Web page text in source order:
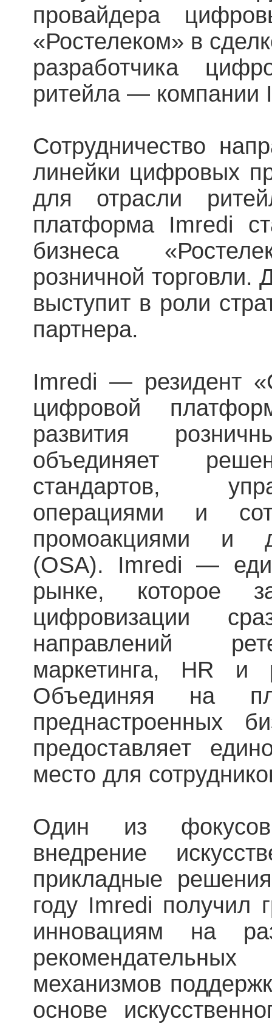
провайдера
«Ростелеком» в
разработчика
ритейла — компании
Сотрудничество
линейки цифровых
для отрасли
платформа Imredi
бизнеса
розничной торговли.
выступит в роли
партнера.
Imredi — резидент
цифровой
развития
объединяет
стандартов,
операциями и
промоакциями и
(OSA). Imredi —
рынке, которое
цифровизации
направлений
маркетинга, HR и
Объединяя на
преднастроенных
предоставляет
место для
Один из
внедрение
прикладные
году Imredi получил
инновациям на
механизмов
основе